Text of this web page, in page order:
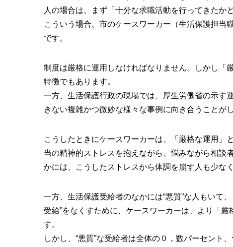
人の場合は、まず「十分な求職活動を行ってきたか
こういう場合、市のケースワーカー（生活保護担当
です。
制度は厳格に運用しなければなりません。しかし「
特徴でもあります。
一方、生活保護行政の現場では、厚生労働省の示す
きない複雑かつ微妙な様々な事例に向き合うことが
こうしたときにケースワーカーは、「厳格な運用」
当の精神的ストレスを抱えながら、悩みながら相談
かには、こうしたストレスから体調を崩す人も少な
一方、生活保護受給者のなかには“悪質”な人もいて
受給”をなくすために、ケースワーカーは、より「
す。
しかし、“悪質”な受給者は全体の０，数パーセント